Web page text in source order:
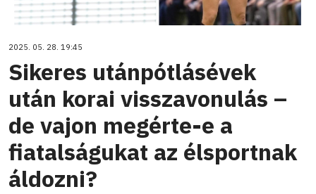
2025. 05. 28. 19:45
Sikeres utánpótlásévek
után korai visszavonulás –
de vajon megérte-e a
fiatalságukat az élsportnak
áldozni?